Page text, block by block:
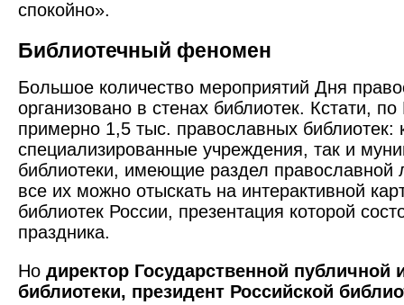
спокойно».
Библиотечный феномен
Большое количество мероприятий Дня
организовано в стенах библиотек. Кстати,
примерно 1,5 тыс. православных библиотек:
специализированные учреждения, так и
библиотеки, имеющие раздел православной
все их можно отыскать на интерактивной
библиотек России, презентация которой
праздника.
Но директор Государственной публичной
библиотеки, президент Российской